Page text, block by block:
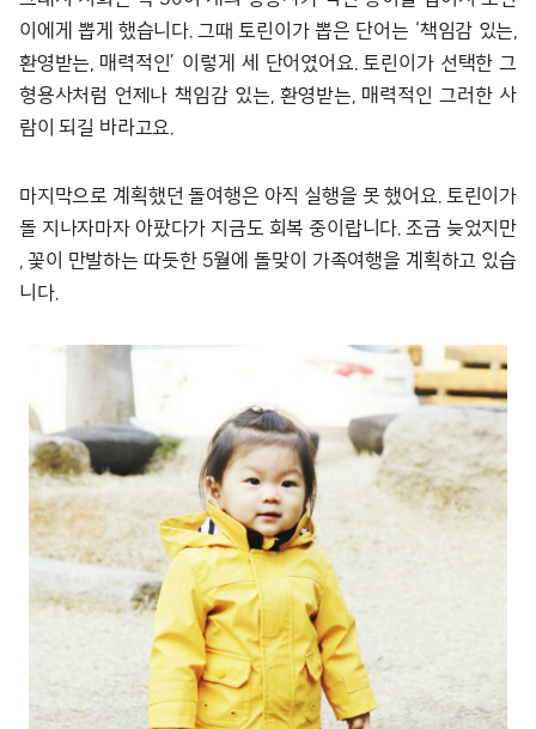
이에게 뽑게 했습니다. 그때 토린이가 뽑은 단어는 ‘책임감 있는,
환영받는, 매력적인’ 이렇게 세 단어였어요. 토린이가 선택한 그
형용사처럼 언제나 책임감 있는, 환영받는, 매력적인 그러한 사
람이 되길 바라고요.
마지막으로 계획했던 돌여행은 아직 실행을 못 했어요. 토린이가
돌 지나자마자 아팠다가 지금도 회복 중이랍니다. 조금 늦었지만
, 꽃이 만발하는 따듯한 5월에 돌맞이 가족여행을 계획하고 있습
니다.